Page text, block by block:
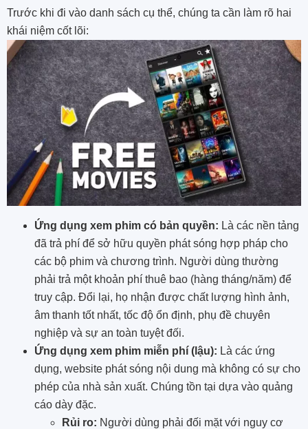
Trước khi đi vào danh sách cụ thể, chúng ta cần làm rõ hai
khái niệm cốt lõi:
Ứng dụng xem phim có bản quyền: Là các nền tảng
đã trả phí để sở hữu quyền phát sóng hợp pháp cho
các bộ phim và chương trình. Người dùng thường
phải trả một khoản phí thuê bao (hàng tháng/năm) để
truy cập. Đổi lại, họ nhận được chất lượng hình ảnh,
âm thanh tốt nhất, tốc độ ổn định, phụ đề chuyên
nghiệp và sự an toàn tuyệt đối.
Ứng dụng xem phim miễn phí (lậu): Là các ứng
dụng, website phát sóng nội dung mà không có sự cho
phép của nhà sản xuất. Chúng tồn tại dựa vào quảng
cáo dày đặc.
Rủi ro: Người dùng phải đối mặt với nguy cơ